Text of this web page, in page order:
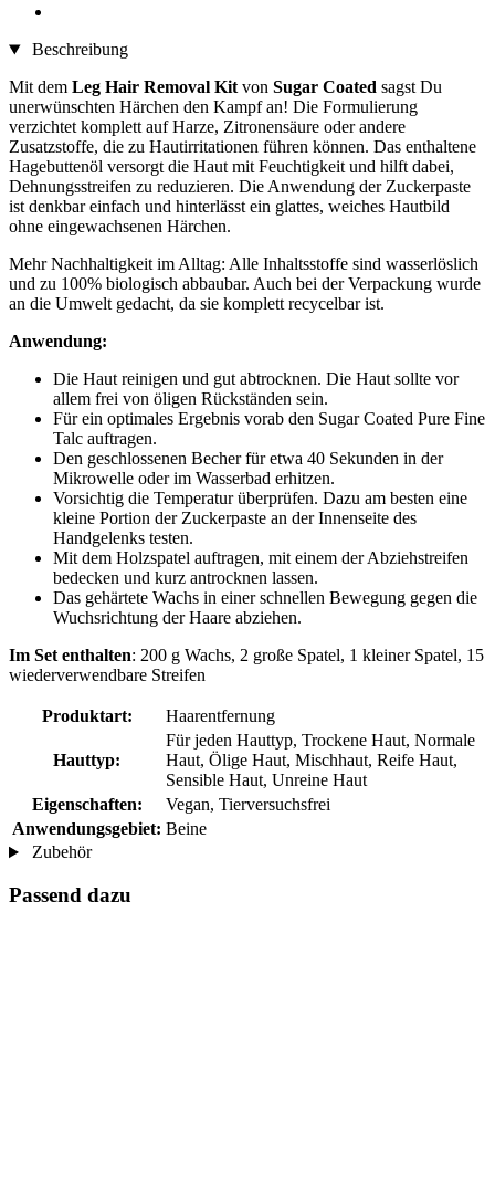
Beschreibung
Mit dem Leg Hair Removal Kit von Sugar Coated sagst Du
unerwünschten Härchen den Kampf an! Die Formulierung
verzichtet komplett auf Harze, Zitronensäure oder andere
Zusatzstoffe, die zu Hautirritationen führen können. Das enthaltene
Hagebuttenöl versorgt die Haut mit Feuchtigkeit und hilft dabei,
Dehnungsstreifen zu reduzieren. Die Anwendung der Zuckerpaste
ist denkbar einfach und hinterlässt ein glattes, weiches Hautbild
ohne eingewachsenen Härchen.
Mehr Nachhaltigkeit im Alltag: Alle Inhaltsstoffe sind wasserlöslich
und zu 100% biologisch abbaubar. Auch bei der Verpackung wurde
an die Umwelt gedacht, da sie komplett recycelbar ist.
Anwendung:
Die Haut reinigen und gut abtrocknen. Die Haut sollte vor
allem frei von öligen Rückständen sein.
Für ein optimales Ergebnis vorab den Sugar Coated Pure Fine
Talc auftragen.
Den geschlossenen Becher für etwa 40 Sekunden in der
Mikrowelle oder im Wasserbad erhitzen.
Vorsichtig die Temperatur überprüfen. Dazu am besten eine
kleine Portion der Zuckerpaste an der Innenseite des
Handgelenks testen.
Mit dem Holzspatel auftragen, mit einem der Abziehstreifen
bedecken und kurz antrocknen lassen.
Das gehärtete Wachs in einer schnellen Bewegung gegen die
Wuchsrichtung der Haare abziehen.
Im Set enthalten: 200 g Wachs, 2 große Spatel, 1 kleiner Spatel, 15
wiederverwendbare Streifen
Produktart: Haarentfernung
Hauttyp:
Für jeden Hauttyp, Trockene Haut, Normale
Haut, Ölige Haut, Mischhaut, Reife Haut,
Sensible Haut, Unreine Haut
Eigenschaften:
Vegan, Tierversuchsfrei
Anwendungsgebiet: Beine
Zubehör
Passend dazu